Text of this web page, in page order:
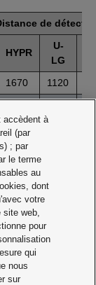
de
HYPR
U-
LG
1670 1120
de
accèdent à
(par
; par
le terme
au
dont
votre
site web,
pour
qui
nous
sur